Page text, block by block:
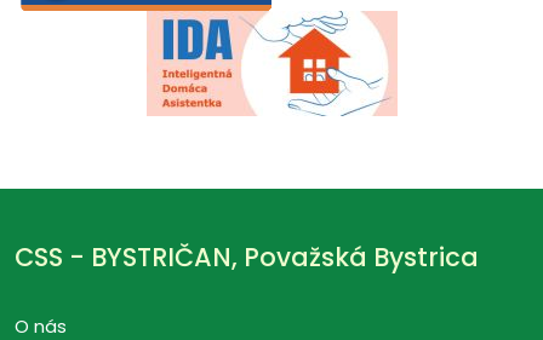
CSS - BYSTRIČAN, Považská Bystrica
O nás